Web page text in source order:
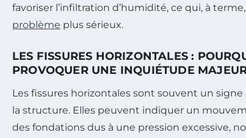
favoriser l’infiltration d’humidité, ce qui, à
problème plus sérieux.
LES FISSURES HORIZONTALES :
PROVOQUER UNE INQUIÉTUDE
Les fissures horizontales sont souvent un
la structure. Elles peuvent indiquer un
des fondations dus à une pression excessive,